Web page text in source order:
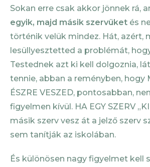
Sokan erre csak akkor jönnek rá,
egyik, majd másik szervüket és
történik velük mindez. Hát, azért,
lesüllyesztetted a problémát,
Testednek azt ki kell dolgoznia,
tennie, abban a reményben, hogy
ÉSZRE VESZED, pontosabban,
figyelmen kívül. HA EGY SZERV
másik szerv vesz át a jelző szerv
sem tanítják az iskolában.
És különösen nagy figyelmet kell